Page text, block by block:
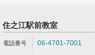
住之江駅前教室
06-4701-7001